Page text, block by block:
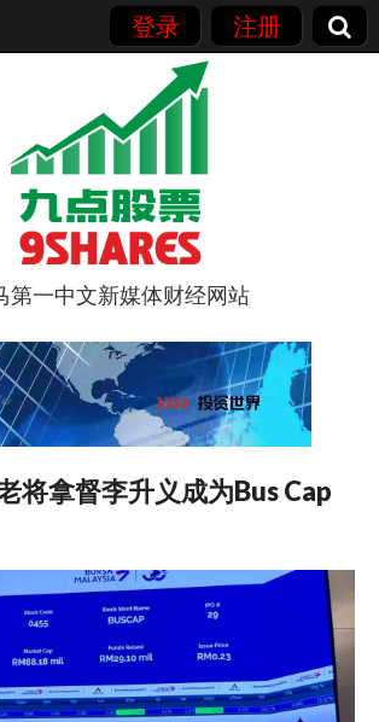
登录 注册
票
第一中文新媒体财经网站
将拿督李升义成为Bus Cap